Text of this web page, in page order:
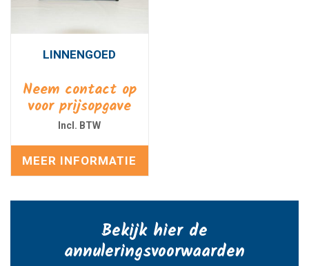
LINNENGOED
Neem contact op
voor prijsopgave
MEER INFORMATIE
Bekijk hier de
annuleringsvoorwaarden